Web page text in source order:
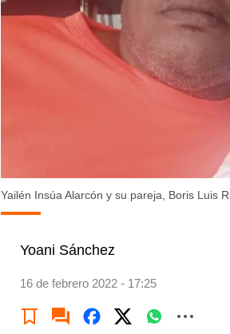
Yailén Insúa Alarcón y su pareja, Boris Luis
Yoani Sánchez
16 de febrero 2022 - 17:25